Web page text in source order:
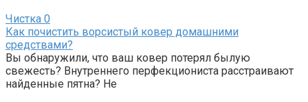
Чистка 0
Как почистить ворсистый ковер домашними
средствами?
Вы обнаружили, что ваш ковер потерял былую
свежесть? Внутреннего перфекциониста расстраивают
найденные пятна? Не